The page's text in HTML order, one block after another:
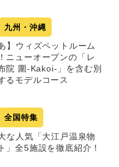
九州・沖縄
】ウィズペットルーム
ニューオープンの「レ
院 圍-Kakoi-」を含む別
るモデルコース
全国特集
な人気「大江戸温泉物
」全5施設を徹底紹介！